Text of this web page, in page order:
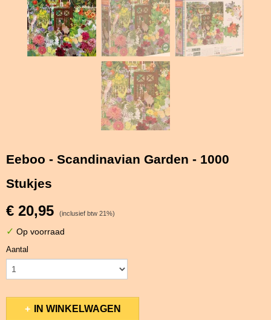
Eeboo - Scandinavian Garden - 1000
Stukjes
€ 20,95 (inclusief btw 21%)
✓ Op voorraad
Aantal
IN WINKELWAGEN